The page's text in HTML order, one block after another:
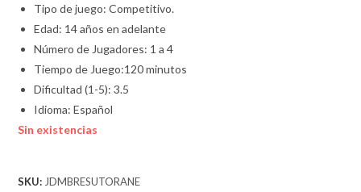
Tipo de juego: Competitivo.
Edad: 14 años en adelante
Número de Jugadores: 1 a 4
Tiempo de Juego:120 minutos
Dificultad (1-5): 3.5
Idioma: Español
Sin existencias
SKU: JDMBRESUTORANE